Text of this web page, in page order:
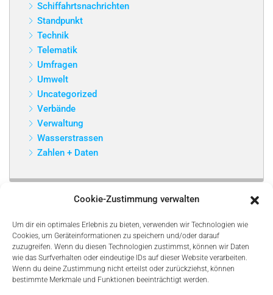
Cookie-Zustimmung verwalten
Um dir ein optimales Erlebnis zu bieten, verwenden wir Technologien wie
Cookies, um Geräteinformationen zu speichern und/oder darauf
zuzugreifen. Wenn du diesen Technologien zustimmst, können wir Daten
wie das Surfverhalten oder eindeutige IDs auf dieser Website verarbeiten.
Wenn du deine Zustimmung nicht erteilst oder zurückziehst, können
bestimmte Merkmale und Funktionen beeinträchtigt werden.
Schiffahrtsnachrichten
Standpunkt
Technik
Telematik
Umfragen
Umwelt
Uncategorized
Verbände
Verwaltung
Wasserstrassen
Zahlen + Daten